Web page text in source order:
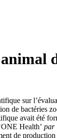
sur
de bactéries
avait été
Health’ par
de